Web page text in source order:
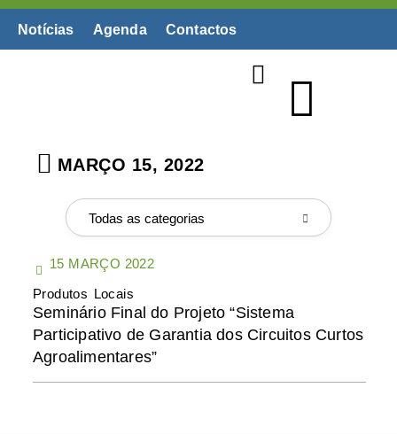
Notícias Agenda Contactos
MARÇO 15, 2022
Todas as categorias
15 MARÇO 2022
Produtos Locais
Seminário Final do Projeto “Sistema
Participativo de Garantia dos Circuitos Curtos
Agroalimentares”